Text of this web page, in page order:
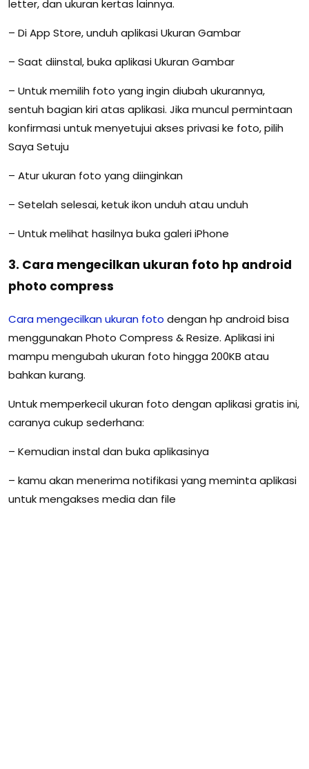
letter, dan ukuran kertas lainnya.
– Di App Store, unduh aplikasi Ukuran Gambar
– Saat diinstal, buka aplikasi Ukuran Gambar
– Untuk memilih foto yang ingin diubah ukurannya,
sentuh bagian kiri atas aplikasi. Jika muncul permintaan
konfirmasi untuk menyetujui akses privasi ke foto, pilih
Saya Setuju
– Atur ukuran foto yang diinginkan
– Setelah selesai, ketuk ikon unduh atau unduh
– Untuk melihat hasilnya buka galeri iPhone
3. Cara mengecilkan ukuran foto hp android
photo compress
Cara mengecilkan ukuran foto dengan hp android bisa
menggunakan Photo Compress & Resize. Aplikasi ini
mampu mengubah ukuran foto hingga 200KB atau
bahkan kurang.
Untuk memperkecil ukuran foto dengan aplikasi gratis ini,
caranya cukup sederhana:
– Kemudian instal dan buka aplikasinya
– kamu akan menerima notifikasi yang meminta aplikasi
untuk mengakses media dan file